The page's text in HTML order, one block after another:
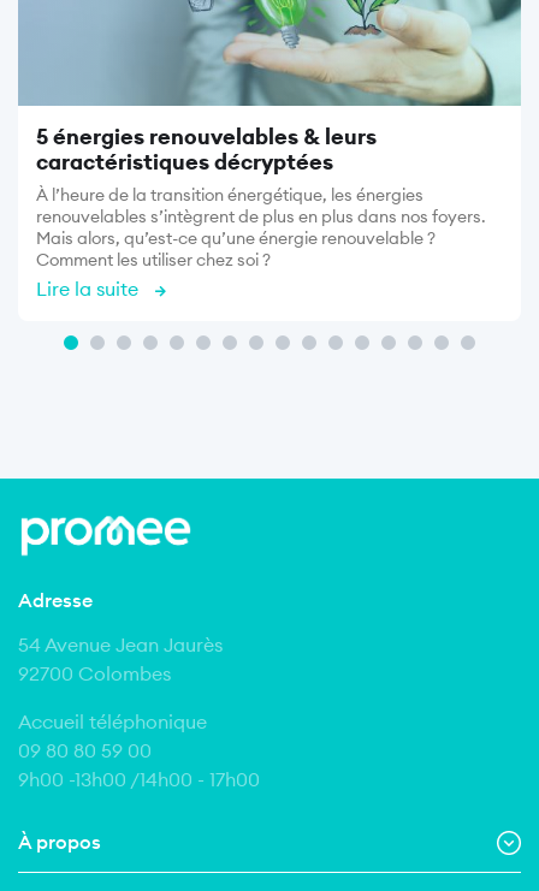
5 énergies renouvelables & leurs
caractéristiques décryptées
À l’heure de la transition énergétique, les énergies
renouvelables s’intègrent de plus en plus dans nos foyers.
Mais alors, qu’est-ce qu’une énergie renouvelable ?
Comment les utiliser chez soi ?
Lire la suite
À propos
Adresse
54 Avenue Jean Jaurès
92700 Colombes
Accueil téléphonique
09 80 80 59 00
9h00 -13h00 /14h00 - 17h00